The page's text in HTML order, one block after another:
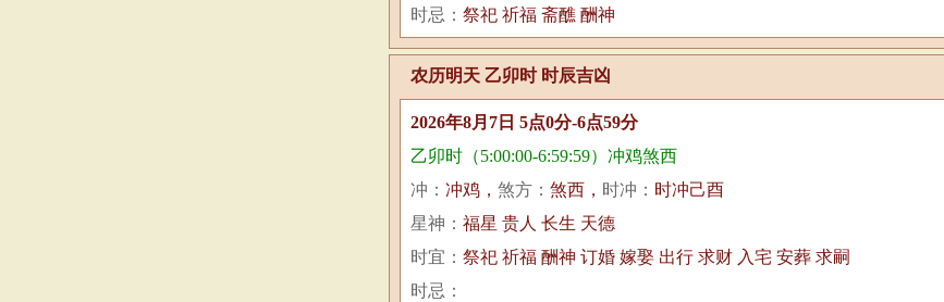
时忌： 祭祀 祈福 斋醮 酬神
农历明天 乙卯时 时辰吉凶
2026年8月7日 5点0分-6点59分
乙卯时（5:00:00-6:59:59）冲鸡煞西
冲： 冲鸡， 煞方： 煞西， 时冲： 时冲己酉
星神： 福星 贵人 长生 天德
时宜： 祭祀 祈福 酬神 订婚 嫁娶 出行 求财 入宅 安葬 求嗣
时忌：